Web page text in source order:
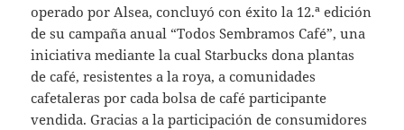
operado por Alsea, concluyó con éxito la 12.ª edición
de su campaña anual “Todos Sembramos Café”, una
iniciativa mediante la cual Starbucks dona plantas
de café, resistentes a la roya, a comunidades
cafetaleras por cada bolsa de café participante
vendida. Gracias a la participación de consumidores